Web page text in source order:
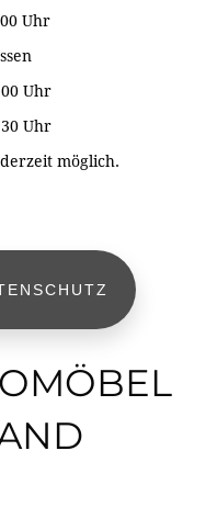
Uhr
Uhr
Uhr
möglich.